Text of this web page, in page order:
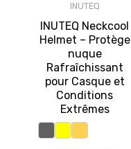
INUTEQ
INUTEQ Neckcool
Helmet – Protège
nuque
Rafraîchissant
pour Casque et
Conditions
Extrêmes